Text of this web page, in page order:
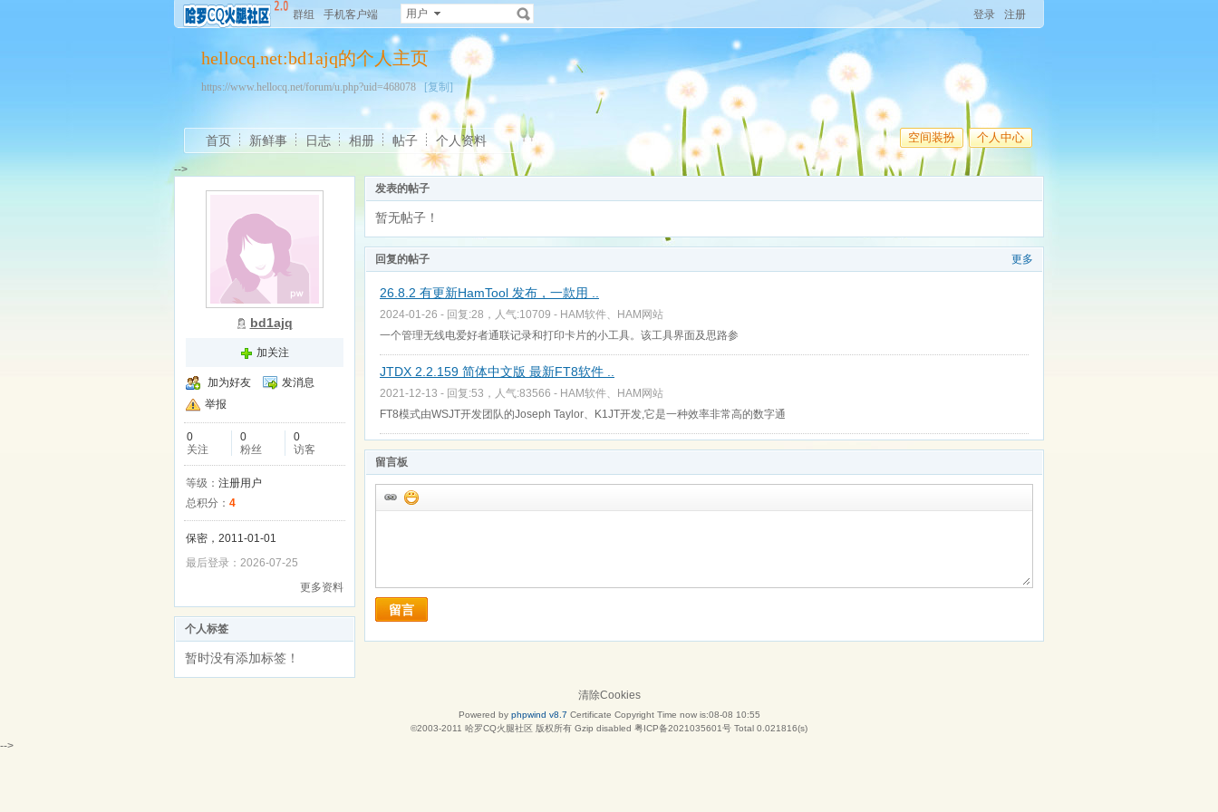
群组 手机客户端 用户 登录 注册
hellocq.net:bd1ajq的个人主页
https://www.hellocq.net/forum/u.php?uid=468078 [复制]
空间装扮 个人中心
首页 新鲜事 日志 相册 帖子 个人资料
-->
bd1ajq
加关注
加为好友
发消息
举报
0
关注
0
粉丝
0
访客
等级： 注册用户
总积分： 4
保密，2011-01-01
最后登录：2026-07-25
更多资料
个人标签
暂时没有添加标签！
发表的帖子
暂无帖子！
更多
回复的帖子
26.8.2 有更新HamTool 发布，一款用 ..
2024-01-26 - 回复:28，人气:10709 - HAM软件、HAM网站
一个管理无线电爱好者通联记录和打印卡片的小工具。该工具界面及思路参
JTDX 2.2.159 简体中文版 最新FT8软件 ..
2021-12-13 - 回复:53，人气:83566 - HAM软件、HAM网站
FT8模式由WSJT开发团队的Joseph Taylor、K1JT开发,它是一种效率非常高的数字通
留言板
留言
清除Cookies
Powered by phpwind v8.7 Certificate Copyright Time now is:08-08 10:55
©2003-2011 哈罗CQ火腿社区 版权所有 Gzip disabled 粤ICP备2021035601号 Total 0.021816(s)
-->